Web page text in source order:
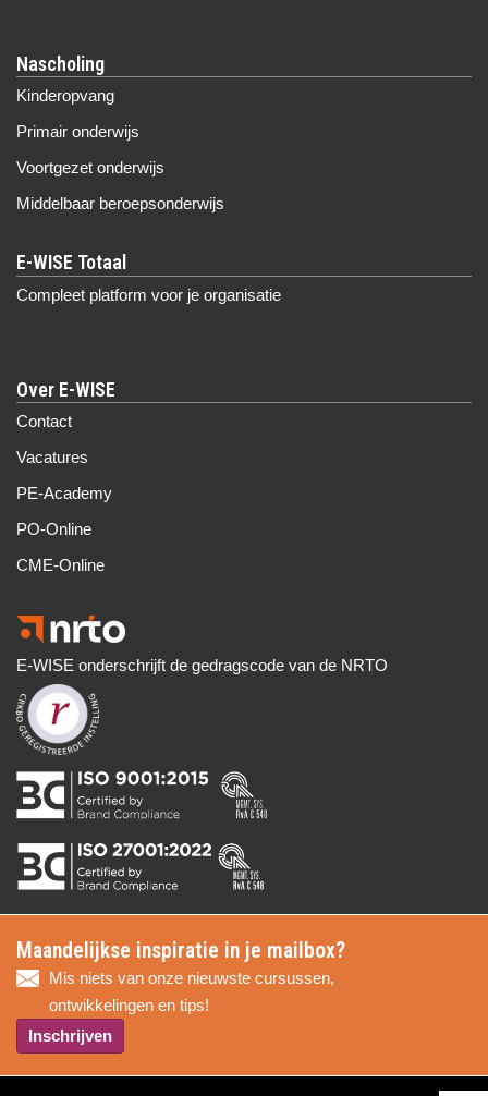
Nascholing
Kinderopvang
Primair onderwijs
Voortgezet onderwijs
Middelbaar beroepsonderwijs
Compleet platform voor je organisatie
Over E-WISE
Contact
Vacatures
PE-Academy
PO-Online
CME-Online
E-WISE onderschrijft de gedragscode van de NRTO
Maandelijkse inspiratie in je mailbox?
Mis niets van onze nieuwste cursussen,
ontwikkelingen en tips!
Inschrijven